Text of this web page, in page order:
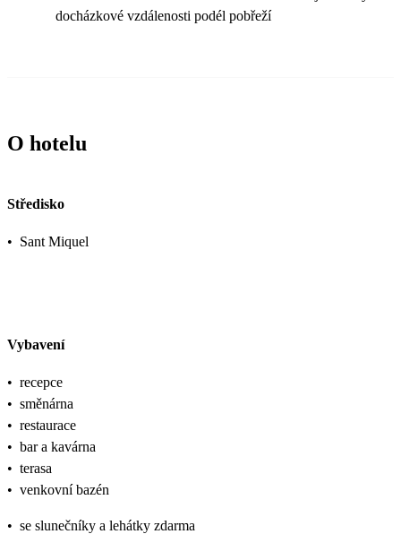
docházkové vzdálenosti podél pobřeží
O hotelu
Středisko
• Sant Miquel
Vybavení
• recepce
• směnárna
• restaurace
• bar a kavárna
• terasa
• venkovní bazén
• se slunečníky a lehátky zdarma